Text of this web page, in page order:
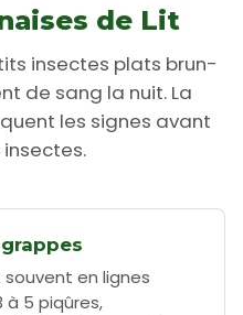
de Lit
insectes plats brun-
de sang la nuit. La
les signes avant
en lignes
à 5 piqûres,